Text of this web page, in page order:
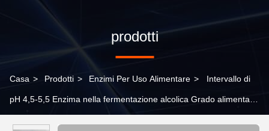
prodotti
Casa > Prodotti > Enzimi Per Uso Alimentare > Intervallo di
pH 4,5-5,5 Enzima nella fermentazione alcolica Grado alimentare